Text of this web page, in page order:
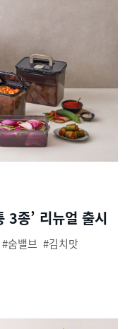
3종’ 리뉴얼 출시
숨밸브
김치맛